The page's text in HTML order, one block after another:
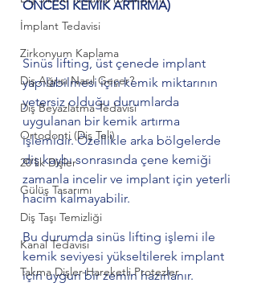
İmplant Tedavisi
Zirkonyum Kaplama
Diş Ağrısı Nasıl Geçer?
Diş Beyazlatma Tedavisi
Ortodonti (Diş Teli)
20’lik Dişler
Gülüş Tasarımı
Diş Taşı Temizliği
Kanal Tedavisi
Takma Dişler-Hareketli Protezler
ÖNCESİ KEMİK ARTIRMA)
Sinüs lifting, üst çenede implant
yapılabilmesi için kemik miktarının
yetersiz olduğu durumlarda
uygulanan bir kemik artırma
işlemidir. Özellikle arka bölgelerde
diş kaybı sonrasında çene kemiği
zamanla incelir ve implant için yeterli
hacim kalmayabilir.
Bu durumda sinüs lifting işlemi ile
kemik seviyesi yükseltilerek implant
için uygun bir zemin hazırlanır.